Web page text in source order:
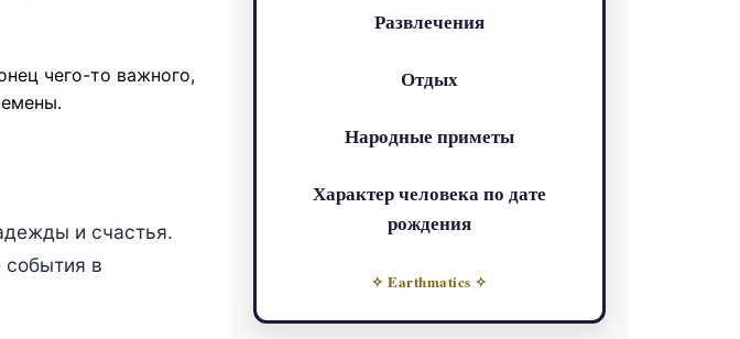
чего-то важного,
и счастья.
в
Развлечения
Отдых
Народные приметы
Характер человека по дате
рождения
✧ Earthmatics ✧